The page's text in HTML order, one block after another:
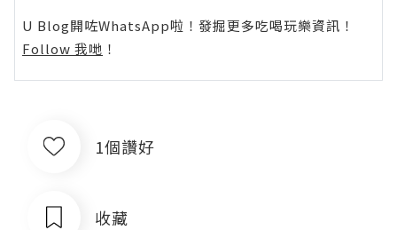
U Blog開咗WhatsApp啦！發掘更多吃喝玩樂資訊！
Follow 我哋 ！
1個讚好
收藏